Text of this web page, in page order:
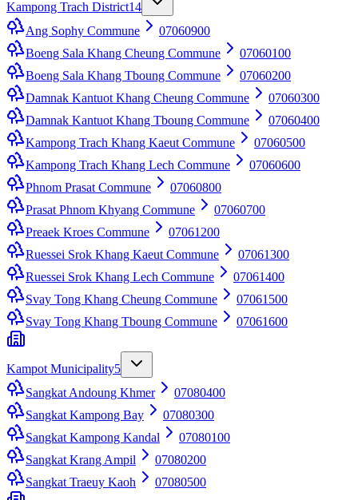
Kampong Trach District14
Ang Sophy Commune
07060900
Boeng Sala Khang Cheung Commune
07060100
Boeng Sala Khang Tboung Commune
07060200
Damnak Kantuot Khang Cheung Commune
07060300
Damnak Kantuot Khang Tboung Commune
07060400
Kampong Trach Khang Kaeut Commune
07060500
Kampong Trach Khang Lech Commune
07060600
Phnom Prasat Commune
07060800
Prasat Phnom Khyang Commune
07060700
Preaek Kroes Commune
07061200
Ruessei Srok Khang Kaeut Commune
07061300
Ruessei Srok Khang Lech Commune
07061400
Svay Tong Khang Cheung Commune
07061500
Svay Tong Khang Tboung Commune
07061600
Kampot Municipality5
Sangkat Andoung Khmer
07080400
Sangkat Kampong Bay
07080300
Sangkat Kampong Kandal
07080100
Sangkat Krang Ampil
07080200
Sangkat Traeuy Kaoh
07080500